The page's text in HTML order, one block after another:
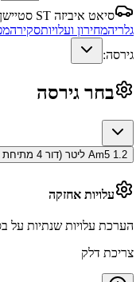
סיאט איביזה ST סטיישן
גלריהמחירון ועלויותסקירה
גירסה:
בחר גירסה
Am5 1.2 ליטר (דור 4 מתיחת פנים)
עלויות אחזקה
הערכת עלויות שנתיות על בסיס 15,000
צריכת דלק